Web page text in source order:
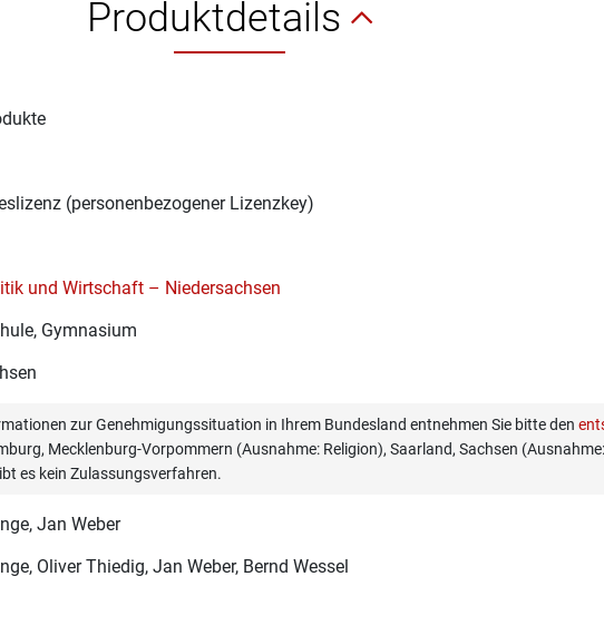
Produktdetails
(personenbezogener Lizenzkey)
und Wirtschaft – Niedersachsen
Gymnasium
zur Genehmigungssituation in Ihrem Bundesland entnehmen Sie bitte den
Mecklenburg-Vorpommern (Ausnahme: Religion), Saarland, Sachsen
es kein Zulassungsverfahren.
, Jan Weber
, Oliver Thiedig, Jan Weber, Bernd Wessel